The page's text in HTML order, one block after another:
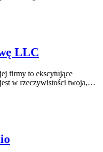
LLC
firmy to ekscytujące
w rzeczywistości twoja,…